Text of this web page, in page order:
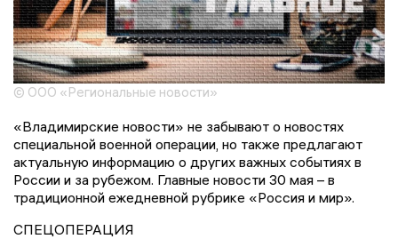
© ООО «Региональные новости»
«Владимирские новости» не забывают о новостях
специальной военной операции, но также предлагают
актуальную информацию о других важных событиях в
России и за рубежом. Главные новости 30 мая – в
традиционной ежедневной рубрике «Россия и мир».
СПЕЦОПЕРАЦИЯ